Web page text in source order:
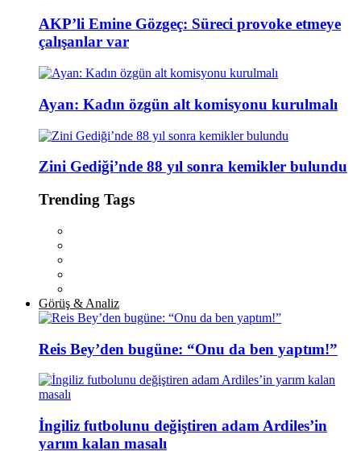
AKP’li Emine Gözgeç: Süreci provoke etmeye
çalışanlar var
Ayan: Kadın özgün alt komisyonu kurulmalı
Zini Gediği’nde 88 yıl sonra kemikler bulundu
Trending Tags
Görüş & Analiz
Reis Bey’den bugüne: “Onu da ben yaptım!”
İngiliz futbolunu değiştiren adam Ardiles’in
yarım kalan masalı